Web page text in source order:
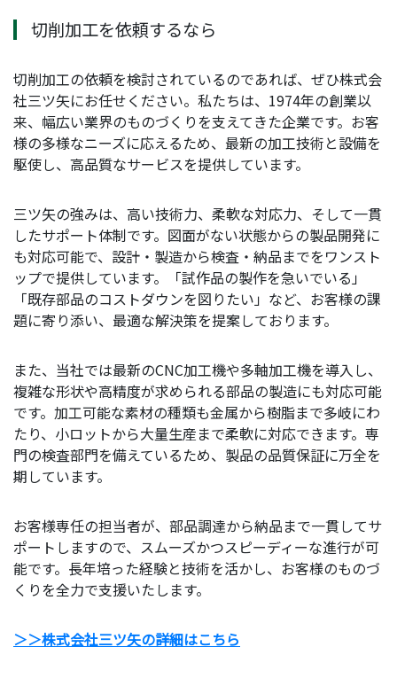
切削加工を依頼するなら
切削加工の依頼を検討されているのであれば、ぜひ株式会
社三ツ矢にお任せください。私たちは、1974年の創業以
来、幅広い業界のものづくりを支えてきた企業です。お客
様の多様なニーズに応えるため、最新の加工技術と設備を
駆使し、高品質なサービスを提供しています。
三ツ矢の強みは、高い技術力、柔軟な対応力、そして一貫
したサポート体制です。図面がない状態からの製品開発に
も対応可能で、設計・製造から検査・納品までをワンスト
ップで提供しています。「試作品の製作を急いでいる」
「既存部品のコストダウンを図りたい」など、お客様の課
題に寄り添い、最適な解決策を提案しております。
また、当社では最新のCNC加工機や多軸加工機を導入し、
複雑な形状や高精度が求められる部品の製造にも対応可能
です。加工可能な素材の種類も金属から樹脂まで多岐にわ
たり、小ロットから大量生産まで柔軟に対応できます。専
門の検査部門を備えているため、製品の品質保証に万全を
期しています。
お客様専任の担当者が、部品調達から納品まで一貫してサ
ポートしますので、スムーズかつスピーディーな進行が可
能です。長年培った経験と技術を活かし、お客様のものづ
くりを全力で支援いたします。
＞＞株式会社三ツ矢の詳細はこちら